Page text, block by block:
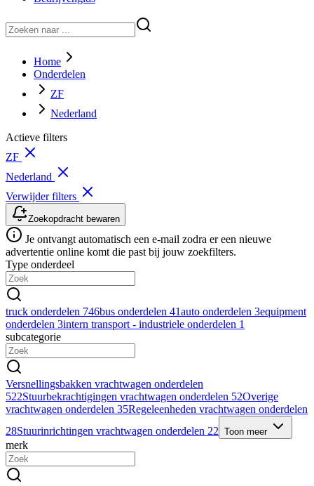
Home
Onderdelen
ZF
Nederland
Actieve filters
ZF
Nederland
Verwijder filters
Zoekopdracht bewaren
Je ontvangt automatisch een e-mail zodra er een nieuwe
advertentie online komt die past bij jouw zoekfilters.
Type onderdeel
truck onderdelen 746bus onderdelen 41auto onderdelen 3equipment
onderdelen 3intern transport - industriele onderdelen 1
subcategorie
Versnellingsbakken vrachtwagen onderdelen
522Stuurbekrachtigingen vrachtwagen onderdelen 52Overige
vrachtwagen onderdelen 35Regeleenheden vrachtwagen onderdelen
28Stuurinrichtingen vrachtwagen onderdelen 22 Toon meer
merk